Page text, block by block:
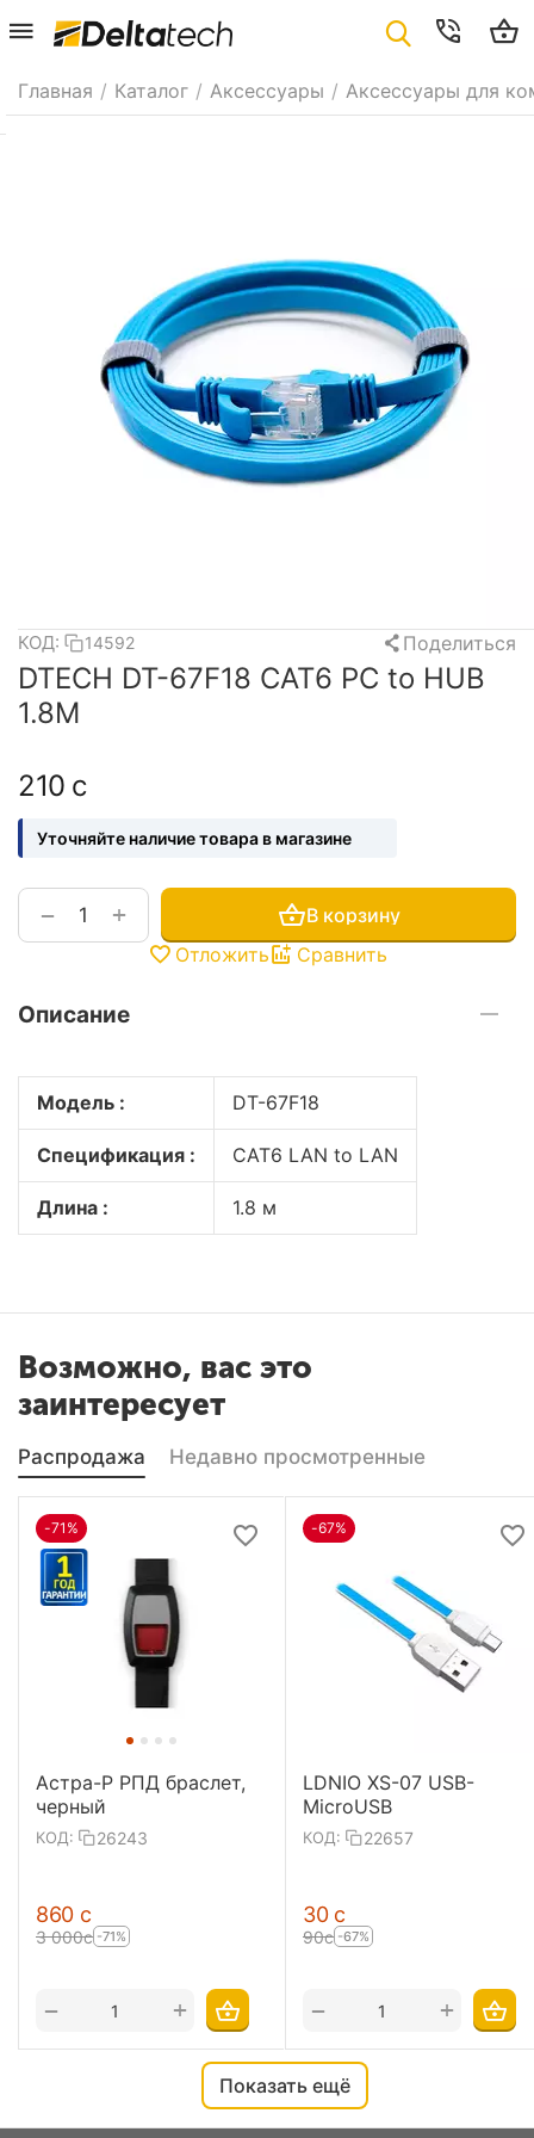
Главная / Каталог / Аксессуары / Аксессуары для
КОД: 14592 Поделиться
DTECH DT-67F18 CAT6 PC to HUB
1.8M
‍210‍ с
Уточняйте наличие товара в магазине
+
−
В корзину
Отложить
Сравнить
Описание
Модель : DT-67F18
Спецификация : CAT6 LAN to LAN
Длина : 1.8 м
Возможно, вас это
заинтересует
Распродажа Недавно просмотренные
-71%
Астра-Р РПД браслет,
черный
КОД: 26243
‍860‍ с
3 000с -71%
+
−
-67%
LDNIO XS-07 USB-
MicroUSB
КОД: 22657
‍30‍ с
‍90‍с -67%
+
−
Показать ещё